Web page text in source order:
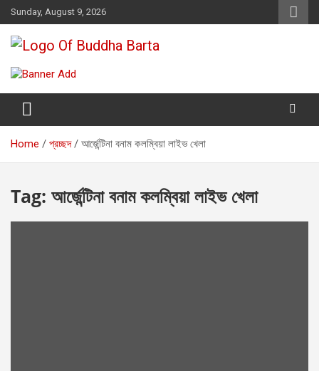
Skip
to
content
Sunday, August 9, 2026
Buddha Barta
Home প্রচ্ছদ আর্জেন্টিনা বনাম কলম্বিয়া লাইভ খেলা
Tag: আর্জেন্টিনা বনাম কলম্বিয়া লাইভ খেলা